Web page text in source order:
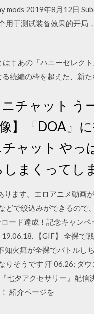
mods 2019年8月12日
于测试装备效果的开局
† あの『ハニーセレク
続編の枠を超えた、新
チャット
】『DOA』
ャット や
まくってし
ます。エロアニメ動画
どで絞込みができるの
ード達成！記念キャン
19.06.18. 【GIF】 全裸
知火舞が全裸でバトル
りそうです 汗 06.26; ダ
七夕アクセサリー』配
紹介ページを